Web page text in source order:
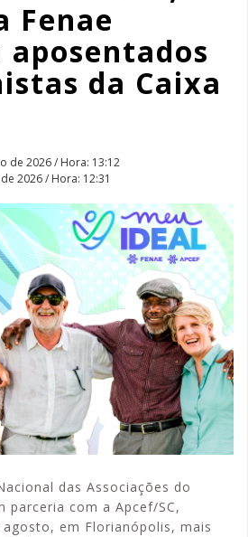
Fenae
da Caixa
de 2026 / Hora: 13:12
2026 / Hora: 12:31
das Associações do
parceria com a Apcef/SC,
em Florianópolis, mais